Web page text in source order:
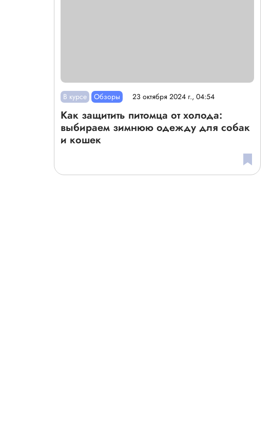
В курсе Обзоры 23 октября 2024 г., 04:54
Как защитить питомца от холода:
выбираем зимнюю одежду для собак
и кошек